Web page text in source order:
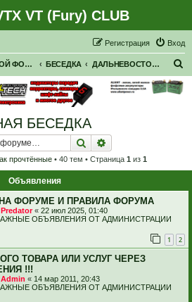
VT (Fury) CLUB
Вход
Регистрация
ОСНОВНОЙ ФОРУМ БЕСЕДКА ДАЛЬНЕВОСТОЧНАЯ БЕСЕДКА
БЕСЕДКА
Поиск
прочтённые• 40 тем • Страница 1 из 1
Объявления
ФОРУМЕ И ПРАВИЛА ФОРУМА
Predator« 22 июл 2025, 01:40
ОБЪЯВЛЕНИЯ ОТ АДМИНИСТРАЦИИ
1 2
ТОВАРА ИЛИ УСЛУГ ЧЕРЕЗ
!!!
Admin « 14 мар 2011, 20:43
ОБЪЯВЛЕНИЯ ОТ АДМИНИСТРАЦИИ